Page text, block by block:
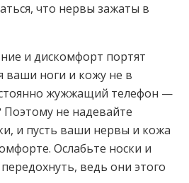
что нервы зажаты в
и дискомфорт портят
ваши ноги и кожу не в
жужжащий телефон —
Поэтому не надевайте
и пусть ваши нервы и кожа
Ослабьте носки и
ведь они этого